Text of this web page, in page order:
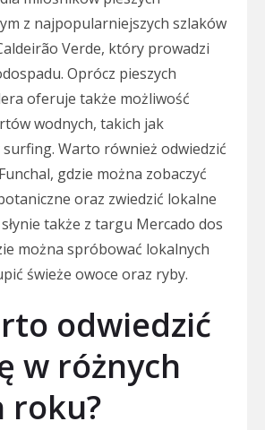
z najpopularniejszych szlaków
Verde, który prowadzi
Oprócz pieszych
oferuje także możliwość
wodnych, takich jak
Warto również odwiedzić
gdzie można zobaczyć
oraz zwiedzić lokalne
także z targu Mercado dos
można spróbować lokalnych
świeże owoce oraz ryby.
odwiedzić
w różnych
roku?